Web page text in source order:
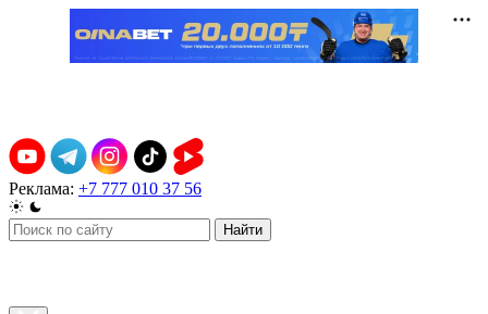
Реклама: +7 777 010 37 56
Найти